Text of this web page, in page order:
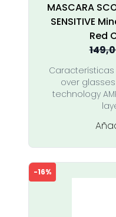
MASCARA
SENSITIVE
Red
over glasses
technology
-16%